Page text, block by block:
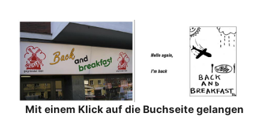
Mit einem Klick auf die Buchseite gelangen